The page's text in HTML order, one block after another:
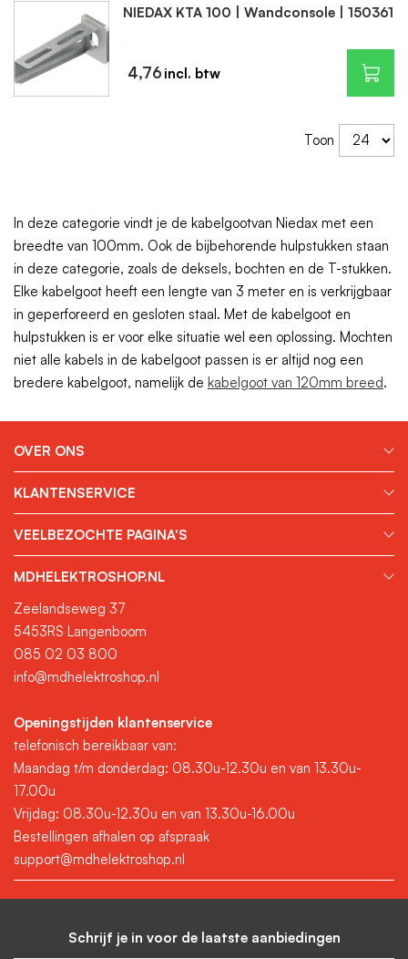
NIEDAX KTA 100 | Wandconsole | 150361
4,76
Toon
In deze categorie vindt je de kabelgootvan Niedax met een
breedte van 100mm. Ook de bijbehorende hulpstukken staan
in deze categorie, zoals de deksels, bochten en de T-stukken.
Elke kabelgoot heeft een lengte van 3 meter en is verkrijgbaar
in geperforeerd en gesloten staal. Met de kabelgoot en
hulpstukken is er voor elke situatie wel een oplossing. Mochten
niet alle kabels in de kabelgoot passen is er altijd nog een
bredere kabelgoot, namelijk de kabelgoot van 120mm breed.
OVER ONS
KLANTENSERVICE
VEELBEZOCHTE PAGINA'S
MDHELEKTROSHOP.NL
Zeelandseweg 37
5453RS Langenboom
085 02 03 800
info@mdhelektroshop.nl
Openingstijden klantenservice
telefonisch bereikbaar van:
Maandag t/m donderdag: 08.30u-12.30u en van 13.30u-
17.00u
Vrijdag: 08.30u-12.30u en van 13.30u-16.00u
Bestellingen afhalen op afspraak
support@mdhelektroshop.nl
Schrijf je in voor de laatste aanbiedingen